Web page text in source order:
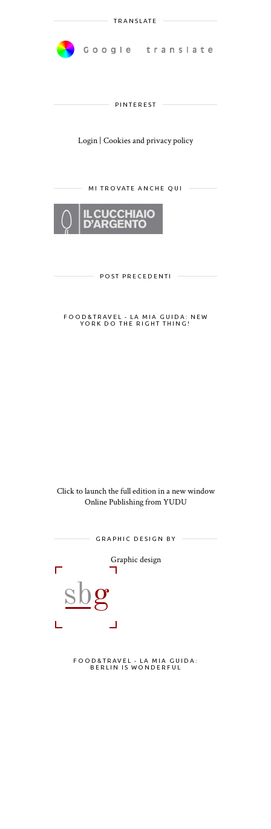
TRANSLATE
PINTEREST
Login | Cookies and privacy policy
MI TROVATE ANCHE QUI
POST PRECEDENTI
FOOD&TRAVEL - LA MIA GUIDA: NEW
YORK DO THE RIGHT THING!
Click to launch the full edition in a new window
Online Publishing from YUDU
GRAPHIC DESIGN BY
Graphic design
FOOD&TRAVEL - LA MIA GUIDA:
BERLIN IS WONDERFUL